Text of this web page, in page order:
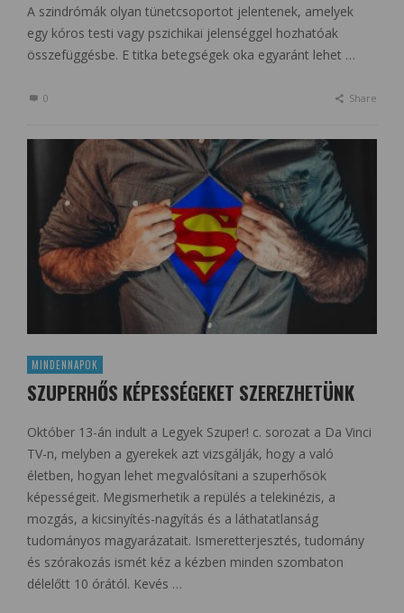
A szindrómák olyan tünetcsoportot jelentenek, amelyek
egy kóros testi vagy pszichikai jelenséggel hozhatóak
összefüggésbe. E titka betegségek oka egyaránt lehet …
0 Share
MINDENNAPOK
SZUPERHŐS KÉPESSÉGEKET SZEREZHETÜNK
Október 13-án indult a Legyek Szuper! c. sorozat a Da Vinci
TV-n, melyben a gyerekek azt vizsgálják, hogy a való
életben, hogyan lehet megvalósítani a szuperhősök
képességeit. Megismerhetik a repülés a telekinézis, a
mozgás, a kicsinyítés-nagyítás és a láthatatlanság
tudományos magyarázatait. Ismeretterjesztés, tudomány
és szórakozás ismét kéz a kézben minden szombaton
délelőtt 10 órától. Kevés …